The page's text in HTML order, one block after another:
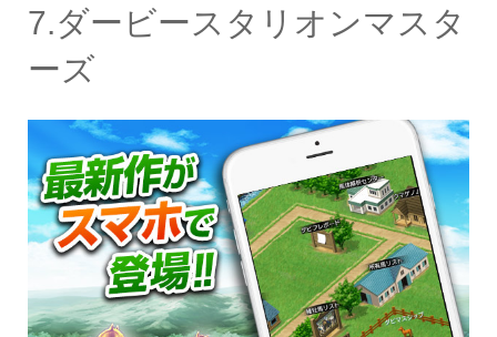
7.ダービースタリオンマスタ
ーズ